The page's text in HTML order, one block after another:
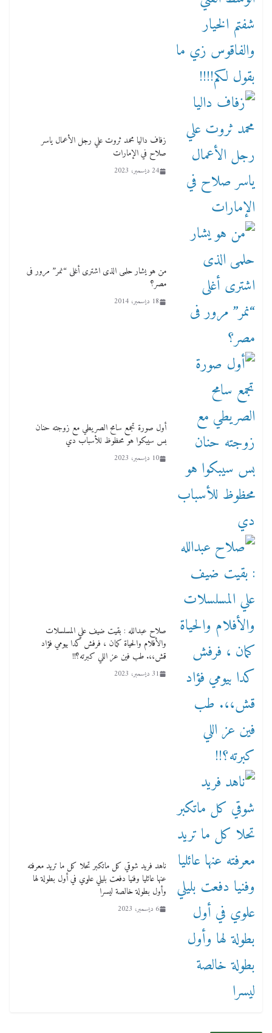
زفاف داليا محمد ثروت علي رجل الأعمال ياسر
صلاح في الإمارات
24 ديسمبر، 2023
من هو يشار حلمى الذى اشترى أغلى “نمر” مرور فى
مصر؟
18 ديسمبر، 2014
أول صورة تجمع سامح الصريطي مع زوجته حنان
بس سيبكوا هو محظوظ للأسباب دي
10 ديسمبر، 2023
صلاح عبدالله : بقيت ضيف علي المسلسلات
والأفلام والحياة كمان ، فرفش كدا بيومي فؤاد
قش،،. طب فين عز اللي كبرته؟!!
31 ديسمبر، 2023
ناهد فريد شوقي كل ماتكبر تحلا كل ما تريد معرفته
عنها عائليا وفنيا دفعت بليلي علوي في أول بطولة لها
وأول بطولة خالصة ليسرا
6 ديسمبر، 2023